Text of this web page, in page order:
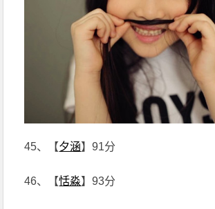
45、【夕涵】91分
46、【恬淼】93分